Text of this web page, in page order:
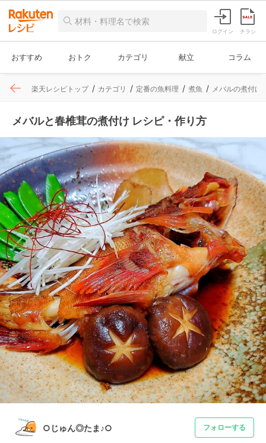
ログイン チラシ
おすすめ おトク カテゴリ 献立 コラム
楽天レシピトップ カテゴリ 定番の魚料理 煮魚 メバルの煮付け
メバルと春椎茸の煮付け レシピ・作り方
○じゅん◎たま♪○ フォローする